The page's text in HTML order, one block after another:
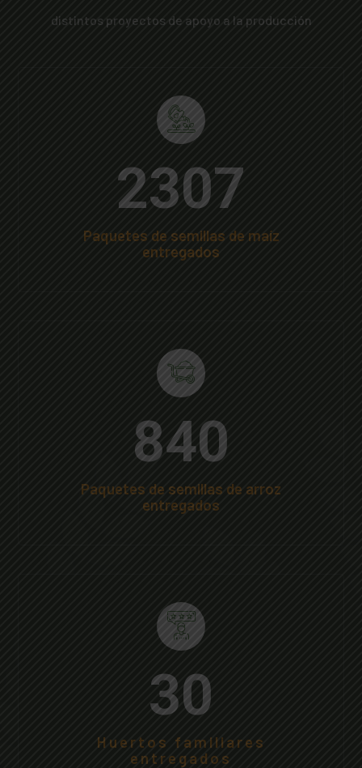
distintos proyectos de apoyo a la producción
2747
Paquetes de semillas de maíz
entregados
1000
Paquetes de semillas de arroz
entregados
36
Huertos familiares
entregados